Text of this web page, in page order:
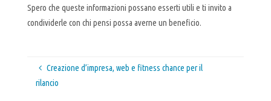
Spero che queste informazioni possano esserti utili e ti invito a
condividerle con chi pensi possa averne un beneficio.
Creazione d’impresa, web e fitness chance per il
rilancio